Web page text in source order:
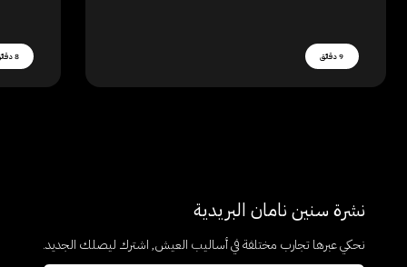
9 دقائق 8 دقائق
نشرة سنين نامان البريدية
نحكي عبرها تجارب مختلفة في أساليب العيش, اشترك ليصلك الجديد.